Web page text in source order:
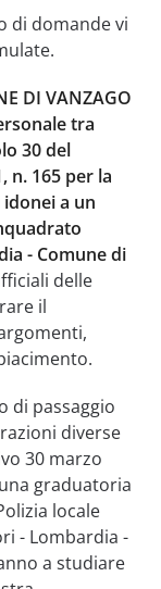
di domande vi
DI VANZAGO
tra
30 del
n. 165 per la
a un
- Comune di
delle
il
di passaggio
diverse
30 marzo
graduatoria
locale
- Lombardia -
a studiare